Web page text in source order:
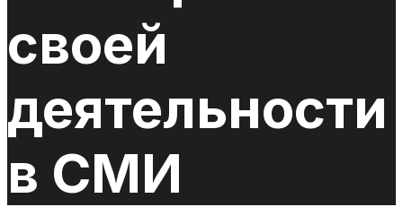
своей
деятельности
в СМИ